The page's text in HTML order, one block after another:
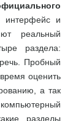
интерфейс и
реальный
раздела:
Пробный
оценить
а так
разделы